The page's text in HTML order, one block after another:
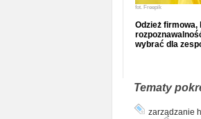
fot. Freepik
Odzież
wybrać dla
Tematy
zarządzanie